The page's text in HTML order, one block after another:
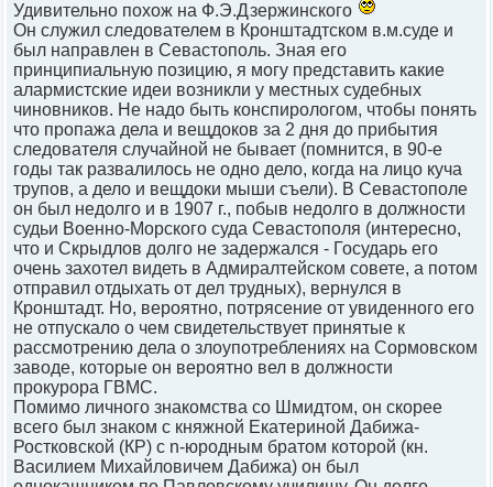
Удивительно похож на Ф.Э.Дзержинского
Он служил следователем в Кронштадтском в.м.суде и
был направлен в Севастополь. Зная его
принципиальную позицию, я могу представить какие
алармистские идеи возникли у местных судебных
чиновников. Не надо быть конспирологом, чтобы понять
что пропажа дела и вещдоков за 2 дня до прибытия
следователя случайной не бывает (помнится, в 90-е
годы так развалилось не одно дело, когда на лицо куча
трупов, а дело и вещдоки мыши съели). В Севастополе
он был недолго и в 1907 г., побыв недолго в должности
судьи Военно-Морского суда Севастополя (интересно,
что и Скрыдлов долго не задержался - Государь его
очень захотел видеть в Адмиралтейском совете, а потом
отправил отдыхать от дел трудных), вернулся в
Кронштадт. Но, вероятно, потрясение от увиденного его
не отпускало о чем свидетельствует принятые к
рассмотрению дела о злоупотреблениях на Сормовском
заводе, которые он вероятно вел в должности
прокурора ГВМС.
Помимо личного знакомства со Шмидтом, он скорее
всего был знаком с княжной Екатериной Дабижа-
Ростковской (КР) с n-юродным братом которой (кн.
Василием Михайловичем Дабижа) он был